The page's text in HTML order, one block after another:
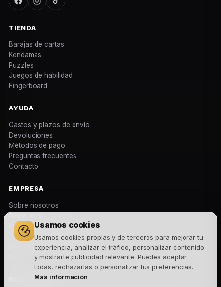
Usamos cookies
Usamos cookies propias y de terceros para mejorar tu
experiencia, analizar el tráfico, personalizar contenido
y mostrarte publicidad relevante. Puedes aceptar
todas, rechazarlas o personalizar tus preferencias.
Más información
TIENDA
Barajas de cartas
Kendamas
Puzzles
Juegos de habilidad
Fingerboard
AYUDA
Gastos y plazos de envío
Devoluciones
Métodos de pago
Preguntas frecuentes
Contacto
EMPRESA
Sobre nosotros
Política de privacidad
Términos y condiciones
Política de cookies
NEWSLETTER